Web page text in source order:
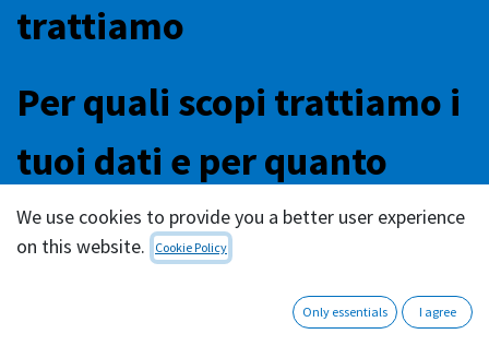
trattiamo
Per quali scopi trattiamo i
tuoi dati e per quanto
tempo li conserviamo
Con chi condividiamo i
We use cookies to provide you a better user experience
on this website.
Cookie Policy
Only essentials I agree